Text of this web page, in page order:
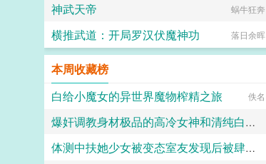
小白花圣母omega。013你要感化他
男主的反派开阔胸怀，让毁灭世界的
反派知道人间有爱，这样他就不会搞
事啦！上吧！小o！被绑定的苏妙容
听完系统的一通忽悠，愣住了。可是
我是女alpha，你是不是绑错人了。
013听完苏妙容的话也愣住了，应该
都一样吧。完了，它没能量换绑。苏
妙容一脸热忱，那好！你放心吧，既
然你如此相信我，这点小事我一定搞
定！爱吗，要深刻才有，等她先撅了
神武天帝 蜗牛狂奔
横推武道：开局罗汉伏魔神功 落日余晖
本周收藏榜
白给小魔女的异世界魔物榨精之旅
佚名
爆奸调教身材极品的高冷女神和清纯白袜甜妹留学生，射满她们的鞋柜里的高跟鞋和小皮鞋
体测中扶她少女被变态室友发现后被肆意玩弄